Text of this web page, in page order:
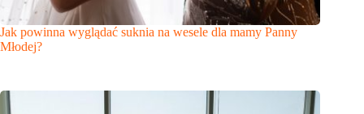
Jak powinna wyglądać suknia na wesele dla mamy Panny
Młodej?